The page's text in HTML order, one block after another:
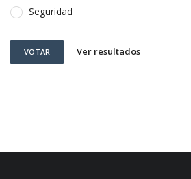
Seguridad
VOTAR Ver resultados